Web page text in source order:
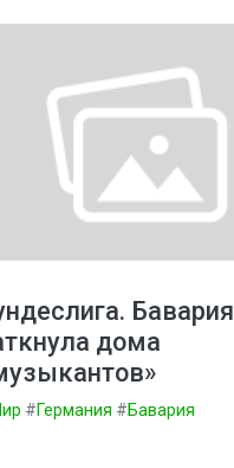
Бавария
дома
#Германия #Бавария